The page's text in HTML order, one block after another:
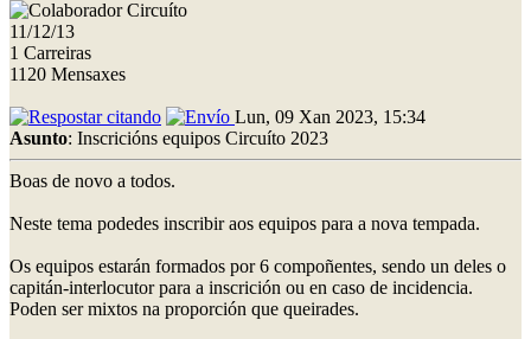
11/12/13
1 Carreiras
1120 Mensaxes
Lun, 09 Xan 2023, 15:34
Asunto: Inscricións equipos Circuíto 2023
Boas de novo a todos.
Neste tema podedes inscribir aos equipos para a nova tempada.
Os equipos estarán formados por 6 compoñentes, sendo un deles o
capitán-interlocutor para a inscrición ou en caso de incidencia.
Poden ser mixtos na proporción que queirades.